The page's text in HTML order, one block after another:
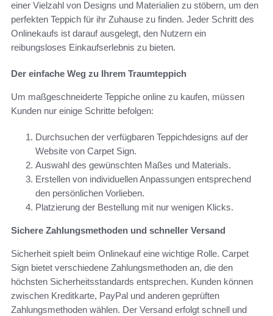
einer Vielzahl von Designs und Materialien zu stöbern, um den
perfekten Teppich für ihr Zuhause zu finden. Jeder Schritt des
Onlinekaufs ist darauf ausgelegt, den Nutzern ein
reibungsloses Einkaufserlebnis zu bieten.
Der einfache Weg zu Ihrem Traumteppich
Um maßgeschneiderte Teppiche online zu kaufen, müssen
Kunden nur einige Schritte befolgen:
Durchsuchen der verfügbaren Teppichdesigns auf der
Website von Carpet Sign.
Auswahl des gewünschten Maßes und Materials.
Erstellen von individuellen Anpassungen entsprechend
den persönlichen Vorlieben.
Platzierung der Bestellung mit nur wenigen Klicks.
Sichere Zahlungsmethoden und schneller Versand
Sicherheit spielt beim Onlinekauf eine wichtige Rolle. Carpet
Sign bietet verschiedene Zahlungsmethoden an, die den
höchsten Sicherheitsstandards entsprechen. Kunden können
zwischen Kreditkarte, PayPal und anderen geprüften
Zahlungsmethoden wählen. Der Versand erfolgt schnell und